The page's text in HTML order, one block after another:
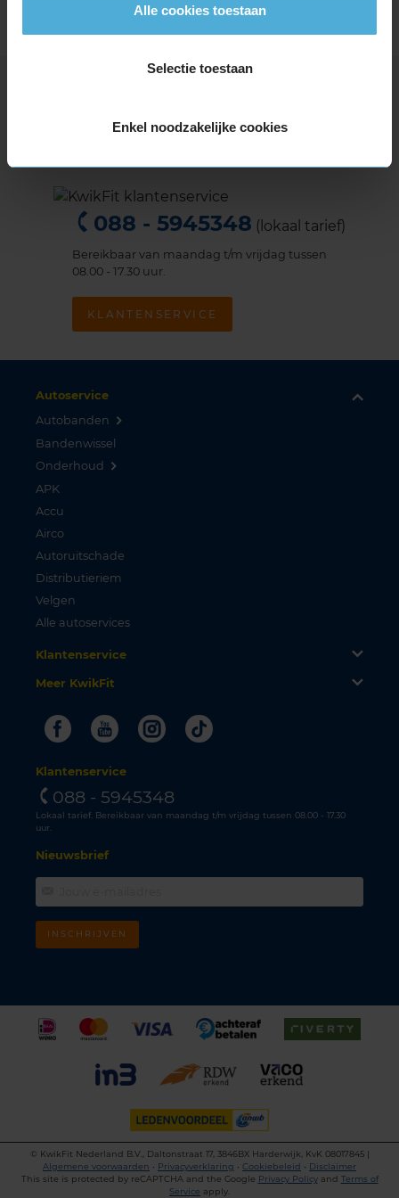
Alle cookies toestaan
Selectie toestaan
Enkel noodzakelijke cookies
Meer veelgestelde vragen
088 - 5945348 (lokaal tarief)
Bereikbaar van maandag t/m vrijdag tussen
08.00 - 17.30 uur.
KLANTENSERVICE
Autoservice
Autobanden
Bandenwissel
Onderhoud
APK
Accu
Airco
Autoruitschade
Distributieriem
Velgen
Alle autoservices
Klantenservice
Meer KwikFit
FacebookYoutubeInstagram
Tiktok
Klantenservice
088 - 5945348
Lokaal tarief. Bereikbaar van maandag t/m vrijdag tussen 08.00 - 17.30
uur.
Nieuwsbrief
INSCHRIJVEN
©
KwikFit Nederland B.V., Daltonstraat 17, 3846BX Harderwijk, KvK 08017845 |
Algemene voorwaarden • Privacyverklaring • Cookiebeleid • Disclaimer
This site is protected by reCAPTCHA and the Google Privacy Policyand Terms of
Service apply.